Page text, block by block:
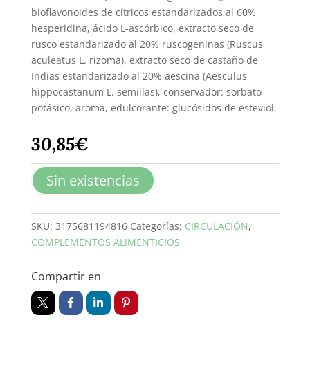
bioflavonoides de cítricos estandarizados al 60%
hesperidina, ácido L-ascórbico, extracto seco de
rusco estandarizado al 20% ruscogeninas (Ruscus
aculeatus L. rizoma), extracto seco de castaño de
Indias estandarizado al 20% aescina (Aesculus
hippocastanum L. semillas), conservador: sorbato
potásico, aroma, edulcorante: glucósidos de esteviol.
30,85€
Sin existencias
SKU: 3175681194816 Categorías: CIRCULACIÓN,
COMPLEMENTOS ALIMENTICIOS
Compartir en